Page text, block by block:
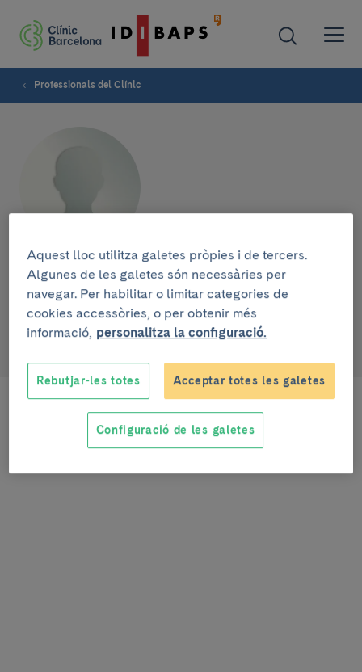
Professionals del Clínic
Inés Hilker Salinas
SERVEI DE PSIQUIATRIA INFANTIL I JUVENIL
Psicòloga
Aquest lloc utilitza galetes pròpies i de tercers.
Algunes de les galetes són necessàries per
navegar. Per habilitar o limitar categories de
cookies accessòries, o per obtenir més
informació, personalitza la configuració.
Rebutjar-les totes Acceptar totes les galetes
Configuració de les galetes